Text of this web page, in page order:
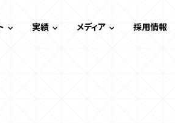
実績 メディア 採用情報